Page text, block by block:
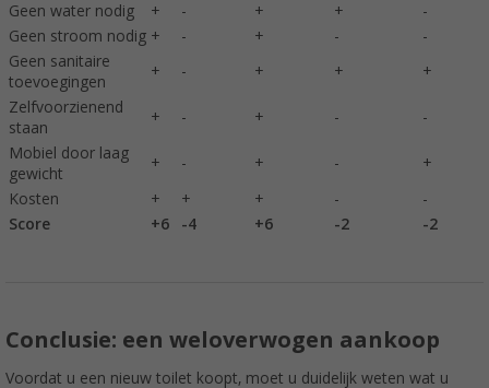
Geen water nodig + - + +
-
Geen stroom nodig + - + -
-
Geen sanitaire
toevoegingen
+ - + + +
Zelfvoorzienend
staan
+ - + - -
Mobiel door laag
gewicht
+ - + - +
Kosten + + + -
-
Score
+6 -4 +6 -2 -2
Conclusie: een weloverwogen aankoop
Voordat u een nieuw toilet koopt, moet u duidelijk weten wat u